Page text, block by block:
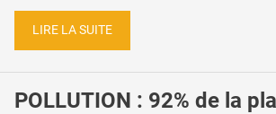
LIRE LA SUITE
POLLUTION : 92% de la